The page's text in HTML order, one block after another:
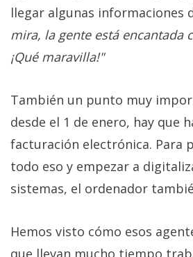
llegar algunas informaciones
mira, la gente está encantada
¡Qué maravilla!"
También un punto muy
desde el 1 de enero, hay que
facturación electrónica. Para
todo eso y empezar a
sistemas, el ordenador
Hemos visto cómo esos